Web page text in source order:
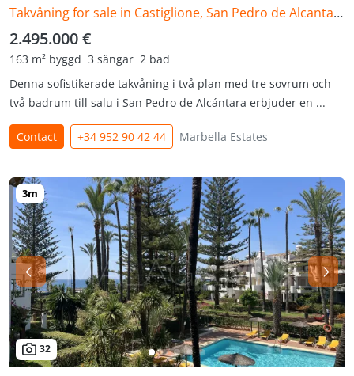
Takvåning for sale in Castiglione, San Pedro de Alcantara
2.495.000 €
163 m² byggd 3 sängar 2 bad
Denna sofistikerade takvåning i två plan med tre sovrum och
två badrum till salu i San Pedro de Alcántara erbjuder en ...
Contact +34 952 90 42 44 Marbella Estates
32